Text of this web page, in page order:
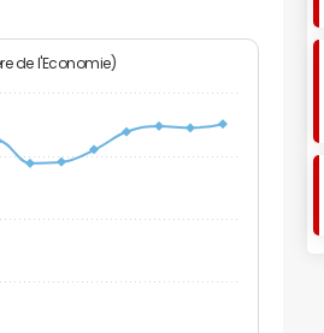
de l'Economie)